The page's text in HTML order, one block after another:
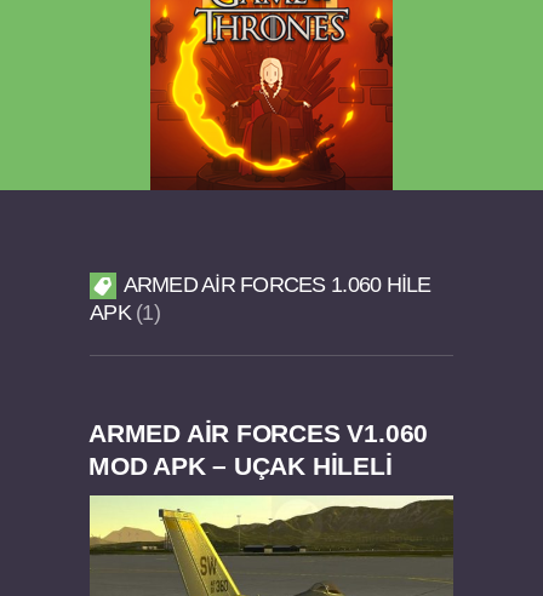
Dream Road Multiplayer v1.4.2 PARA HİLELİ
APK
Felix the Reaper v1.25 FULL APK
ARMED AIR FORCES 1.060 HILE
APK 1
ARMED AIR FORCES V1.060
MOD APK – UÇAK HİLELİ